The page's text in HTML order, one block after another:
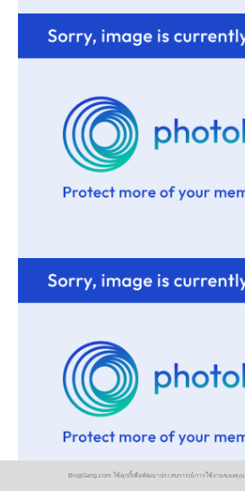
BlogGang.com ใช้คุกกี้เพื่อพัฒนาประสบการณ์การใช้งานของคุณ